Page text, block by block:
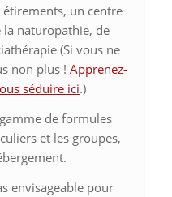
un centre
naturopathie, de
(Si vous ne
non plus ! Apprenez-
séduire ici.)
de formules
et les groupes,
envisageable pour